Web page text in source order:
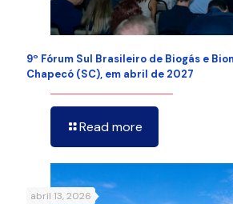
9º Fórum Sul Brasileiro de Biogás e
Chapecó (SC), em abril de 2027
Read more
abril 13, 2026